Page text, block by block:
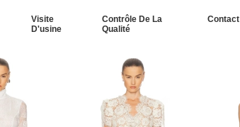
Visite
D'usine
Contrôle De La
Qualité
Contact